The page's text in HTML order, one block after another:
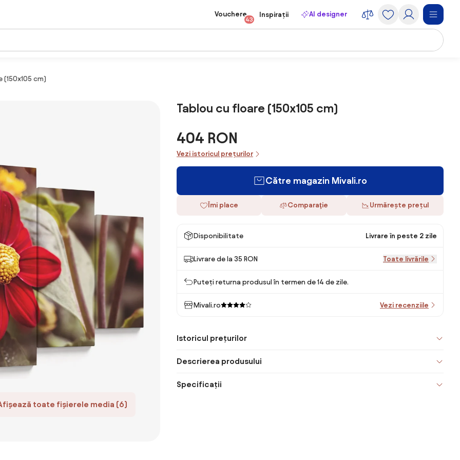
Vouchere
43
Inspirații AI designer
cm)
toate fișierele media (6)
Tablou cu floare (150x105 cm)
404 RON
Vezi istoricul prețurilor
Către magazin Mivali.ro
Îmi place Comparaţie Urmărește prețul
Disponibilitate Livrare în peste 2 zile
Livrare de la 35 RON Toate livrările
Puteți returna produsul în termen de 14 de zile.
Mivali.ro Vezi recenziile
Istoricul prețurilor
Descrierea produsului
Specificații